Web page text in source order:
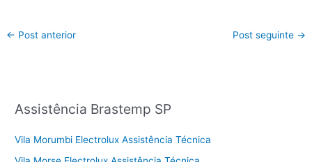
← Post anterior Post seguinte →
Assistência Brastemp SP
Vila Morumbi Electrolux Assistência Técnica